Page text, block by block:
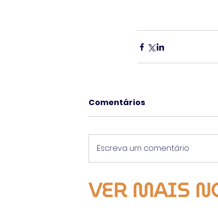
Comentários
Escreva um comentário
VER MAIS